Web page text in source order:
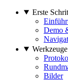
Erste
Demo
Werkzeuge
Bilder